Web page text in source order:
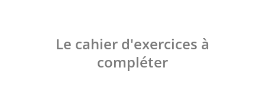
Le cahier d'exercices à
compléter